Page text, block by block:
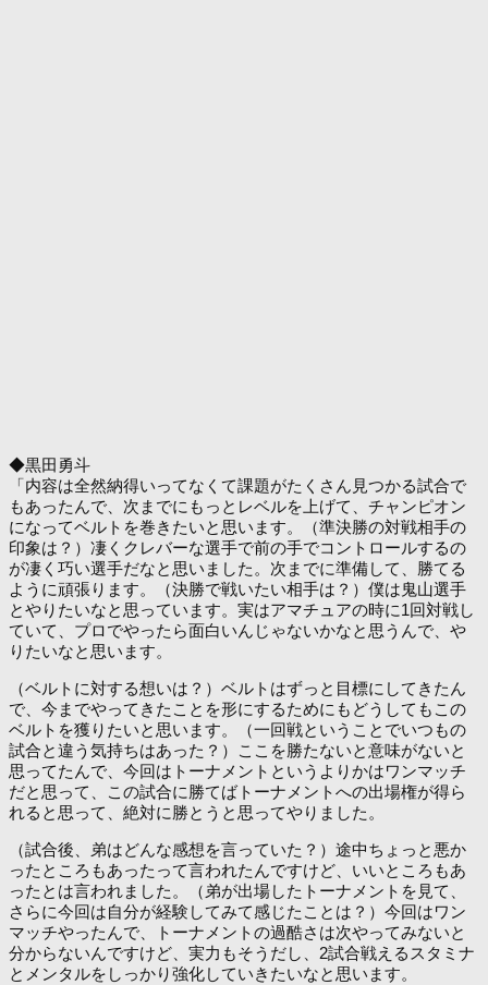
◆黒田勇斗
「内容は全然納得いってなくて課題がたくさん見つかる試合で
もあったんで、次までにもっとレベルを上げて、チャンピオン
になってベルトを巻きたいと思います。（準決勝の対戦相手の
印象は？）凄くクレバーな選手で前の手でコントロールするの
が凄く巧い選手だなと思いました。次までに準備して、勝てる
ように頑張ります。（決勝で戦いたい相手は？）僕は鬼山選手
とやりたいなと思っています。実はアマチュアの時に1回対戦し
ていて、プロでやったら面白いんじゃないかなと思うんで、や
りたいなと思います。
（ベルトに対する想いは？）ベルトはずっと目標にしてきたん
で、今までやってきたことを形にするためにもどうしてもこの
ベルトを獲りたいと思います。（一回戦ということでいつもの
試合と違う気持ちはあった？）ここを勝たないと意味がないと
思ってたんで、今回はトーナメントというよりかはワンマッチ
だと思って、この試合に勝てばトーナメントへの出場権が得ら
れると思って、絶対に勝とうと思ってやりました。
（試合後、弟はどんな感想を言っていた？）途中ちょっと悪か
ったところもあったって言われたんですけど、いいところもあ
ったとは言われました。（弟が出場したトーナメントを見て、
さらに今回は自分が経験してみて感じたことは？）今回はワン
マッチやったんで、トーナメントの過酷さは次やってみないと
分からないんですけど、実力もそうだし、2試合戦えるスタミナ
とメンタルをしっかり強化していきたいなと思います。